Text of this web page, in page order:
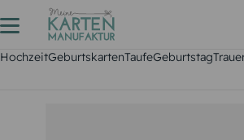
HochzeitGeburtskartenTaufeGeburtstag